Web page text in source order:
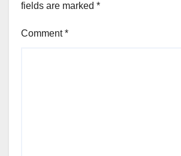
fields are marked *
Comment*